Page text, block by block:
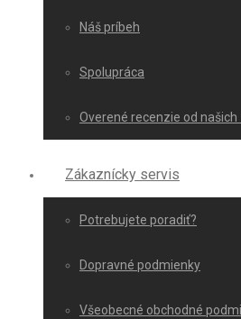
Náš príbeh
Spolupráca
Overené recenzie od
Zákaznícky servis
Potrebujete poradiť?
Dopravné podmienky
Všeobecné obchodné